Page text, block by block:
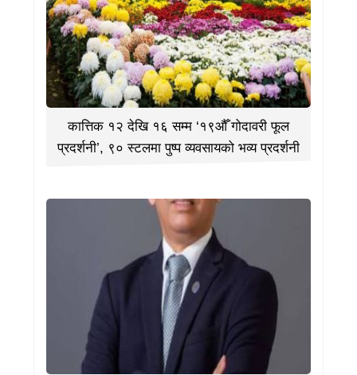
कात्तिक १२ देखि १६ सम्म ‘१९औँ गोदावरी फूल
प्रदर्शनी’, ९० स्टलमा पुष्प व्यवसायको भव्य प्रदर्शनी